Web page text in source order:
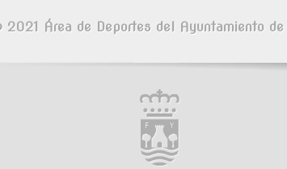
2021 Área de Deportes del Ayuntamiento de